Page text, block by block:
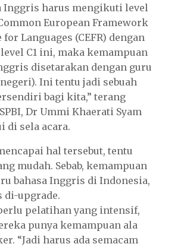
Inggris harus mengikuti level
European Framework
for Languages (CEFR) dengan
level C1 ini, maka kemampuan
disetarakan dengan guru
Ini tentu jadi sebuah
bagi kita,” terang
Dr Ummi Khaerati Syam
di sela acara.
hal tersebut, tentu
mudah. Sebab, kemampuan
bahasa Inggris di Indonesia,
di-upgrade.
pelatihan yang intensif,
punya kemampuan ala
“Jadi harus ada semacam